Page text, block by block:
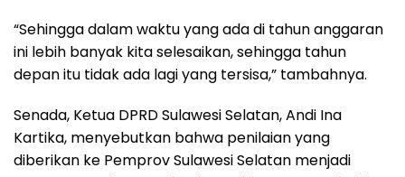
“Sehingga dalam waktu yang ada di tahun anggaran
ini lebih banyak kita selesaikan, sehingga tahun
depan itu tidak ada lagi yang tersisa,” tambahnya.
Senada, Ketua DPRD Sulawesi Selatan, Andi Ina
Kartika, menyebutkan bahwa penilaian yang
diberikan ke Pemprov Sulawesi Selatan menjadi